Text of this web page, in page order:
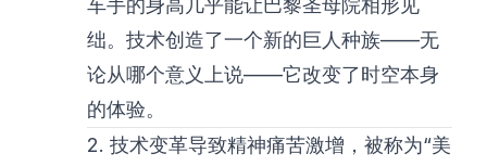
车手的身高几乎能让巴黎圣母院相形见
绌。技术创造了一个新的巨人种族——无
论从哪个意义上说——它改变了时空本身
的体验。
2. 技术变革导致精神痛苦激增，被称为“美